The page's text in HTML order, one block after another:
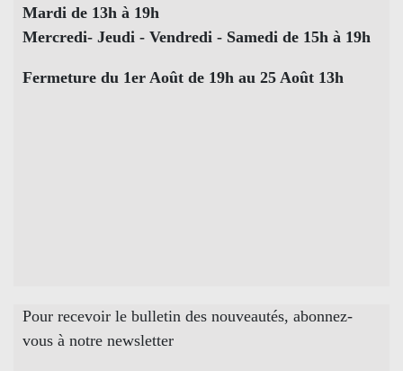
Mardi de 13h à 19h
Mercredi- Jeudi - Vendredi - Samedi de 15h à 19h
Fermeture du 1er Août de 19h au 25 Août 13h
Pour recevoir le bulletin des nouveautés, abonnez-
vous à notre newsletter